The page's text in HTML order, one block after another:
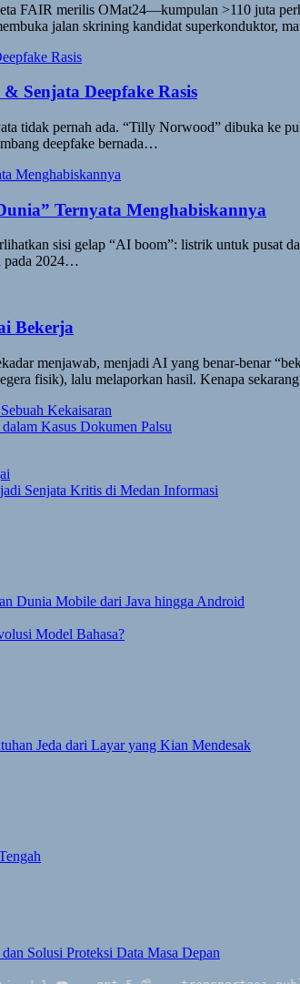
FAIR merilis OMat24—kumpulan >110 juta
jalan skrining kandidat superkonduktor,
Senjata Deepfake Rasis
pernah ada. “Tilly Norwood” dibuka ke
deepfake bernada…
Ternyata Menghabiskannya
sisi gelap “AI boom”: listrik untuk
pada 2024…
Bekerja
menjawab, menjadi AI yang benar-benar
fisik), lalu melaporkan hasil. Kenapa
Kekaisaran
Kasus Dokumen Palsu
Senjata Kritis di Medan Informasi
Dunia Mobile dari Java hingga Android
Model Bahasa?
Jeda dari Layar yang Kian Mendesak
Solusi Proteksi Data Masa Depan